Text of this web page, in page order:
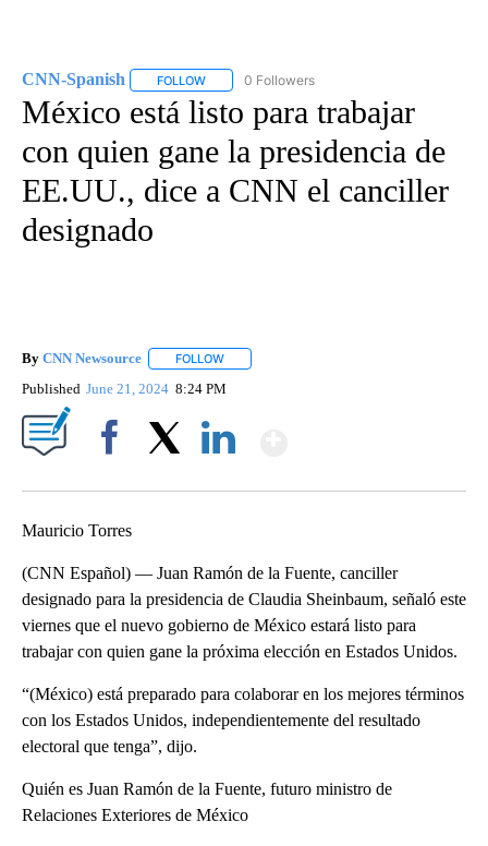
CNN-Spanish FOLLOW FOLLOW "CNN-SPANISH" TO RECEIVE
0 Followers
México está listo para trabajar
con quien gane la presidencia de
EE.UU., dice a CNN el canciller
designado
By CNN Newsource FOLLOW
Published June 21, 2024 8:24 PM
Mauricio Torres
(CNN Español) — Juan Ramón de la Fuente, canciller
designado para la presidencia de Claudia Sheinbaum, señaló este
viernes que el nuevo gobierno de México estará listo para
trabajar con quien gane la próxima elección en Estados Unidos.
“(México) está preparado para colaborar en los mejores términos
con los Estados Unidos, independientemente del resultado
electoral que tenga”, dijo.
Quién es Juan Ramón de la Fuente, futuro ministro de
Relaciones Exteriores de México